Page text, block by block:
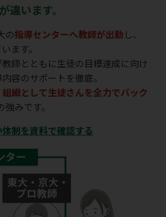
違います。
の指導センターへ教師が出勤 し、
ます。
師とともに生徒の目標達成に向け
容のサポートを徹底。
組織として生徒さんを全力でバック
強みです。
制を資料で確認する